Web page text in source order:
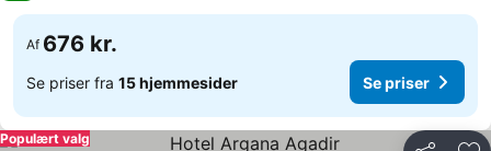
Af 676 kr.
Se priser fra 15 hjemmesider Se priser
Populært valg